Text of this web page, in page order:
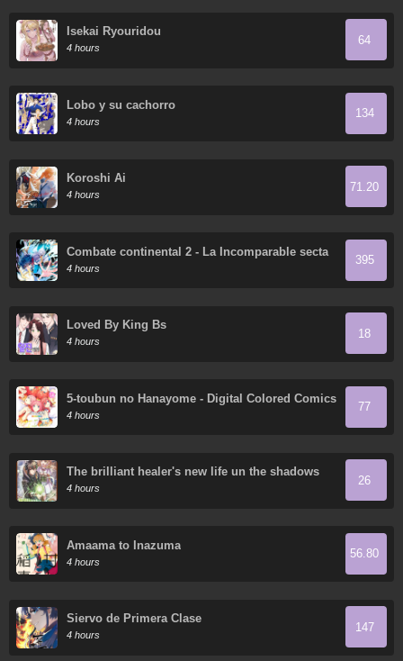
Isekai Ryouridou
4 hours
64
Lobo y su cachorro
4 hours
134
Koroshi Ai
4 hours
71.20
Combate continental 2 - La Incomparable secta
tang
4 hours
395
Loved By King Bs
4 hours
18
5-toubun no Hanayome - Digital Colored Comics
4 hours
77
The brilliant healer's new life un the shadows
4 hours
26
Amaama to Inazuma
4 hours
56.80
Siervo de Primera Clase
4 hours
147